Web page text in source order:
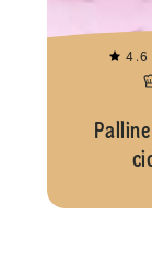
4.6